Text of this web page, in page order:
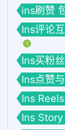
ins刷赞
Ins评论
1
Ins买粉
Ins点赞
Ins
Ins Story